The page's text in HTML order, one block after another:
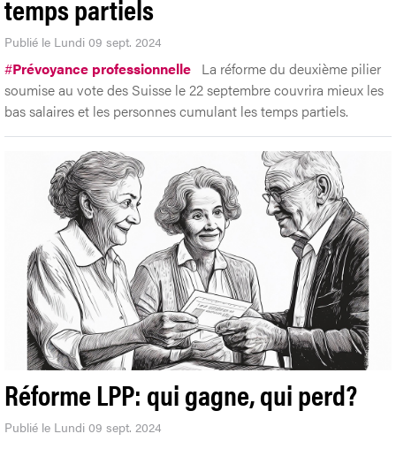
temps partiels
Publié le Lundi 09 sept. 2024
#Prévoyance professionnelle La réforme du deuxième pilier
soumise au vote des Suisse le 22 septembre couvrira mieux les
bas salaires et les personnes cumulant les temps partiels.
Réforme LPP: qui gagne, qui perd?
Publié le Lundi 09 sept. 2024